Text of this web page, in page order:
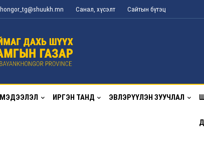
Санал, хүсэлт Сайтын бүтэц
ИРГЭН ТАНД ЭВЛЭРҮҮЛЭН ЗУУЧЛАЛ